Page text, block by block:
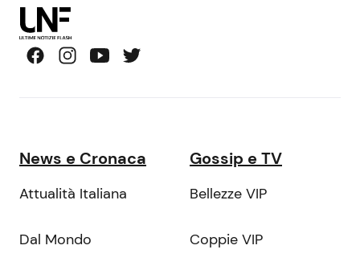
News e Cronaca
Attualità Italiana
Dal Mondo
Gossip e TV
Bellezze VIP
Coppie VIP